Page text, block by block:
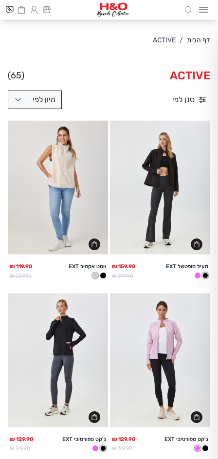
Cart
חיפוש
דף הבית /
ACTIVE
ACTIVE
(65)
סנן לפי
מיון לפי
מעיל סופטשל EXT
שחור
ורוד
מחיר מלא
399.90 ₪
ווסט אקטיב EXT
שחור
בז
מחיר מלא
289.90 ₪
ג'קט ספורטיבי EXT
שחור
ורוד
מחיר מלא
319.90 ₪
ג'קט ספורטיבי EXT
שחורורוד
מחיר מלא
319.90 ₪